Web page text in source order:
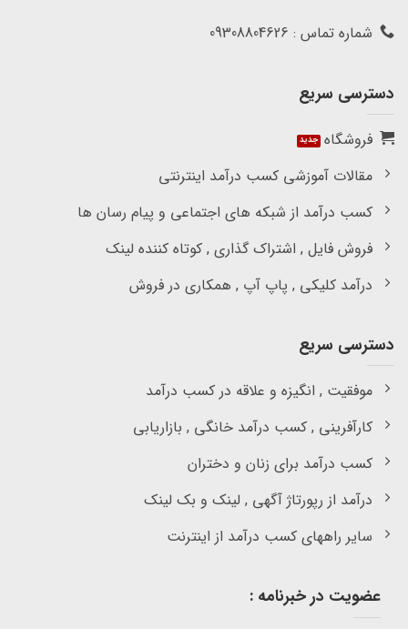
شماره تماس : 09308804626
دسترسی سریع
فروشگاه
مقالات آموزشی کسب درآمد اینترنتی
کسب درآمد از شبکه های اجتماعی و پیام رسان ها
فروش فایل , اشتراک گذاری , کوتاه کننده لینک
درآمد کلیکی , پاپ آپ , همکاری در فروش
دسترسی سریع
موفقیت , انگیزه و علاقه در کسب درآمد
کارآفرینی , کسب درآمد خانگی , بازاریابی
کسب درآمد برای زنان و دختران
درآمد از رپورتاژ آگهی , لینک و بک لینک
سایر راههای کسب درآمد از اینترنت
عضویت در خبرنامه :